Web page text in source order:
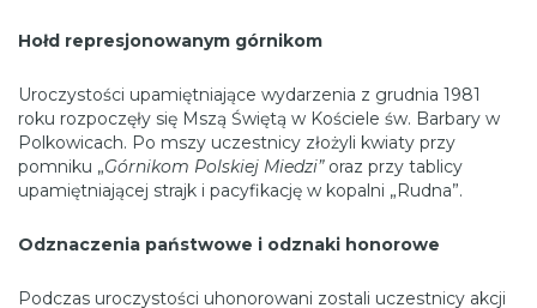
Hołd represjonowanym górnikom
Uroczystości upamiętniające wydarzenia z grudnia 1981
roku rozpoczęły się Mszą Świętą w Kościele św. Barbary w
Polkowicach. Po mszy uczestnicy złożyli kwiaty przy
pomniku „Górnikom Polskiej Miedzi”oraz przy tablicy
upamiętniającej strajk i pacyfikację w kopalni „Rudna”.
Odznaczenia państwowe i odznaki honorowe
Podczas uroczystości uhonorowani zostali uczestnicy akcji